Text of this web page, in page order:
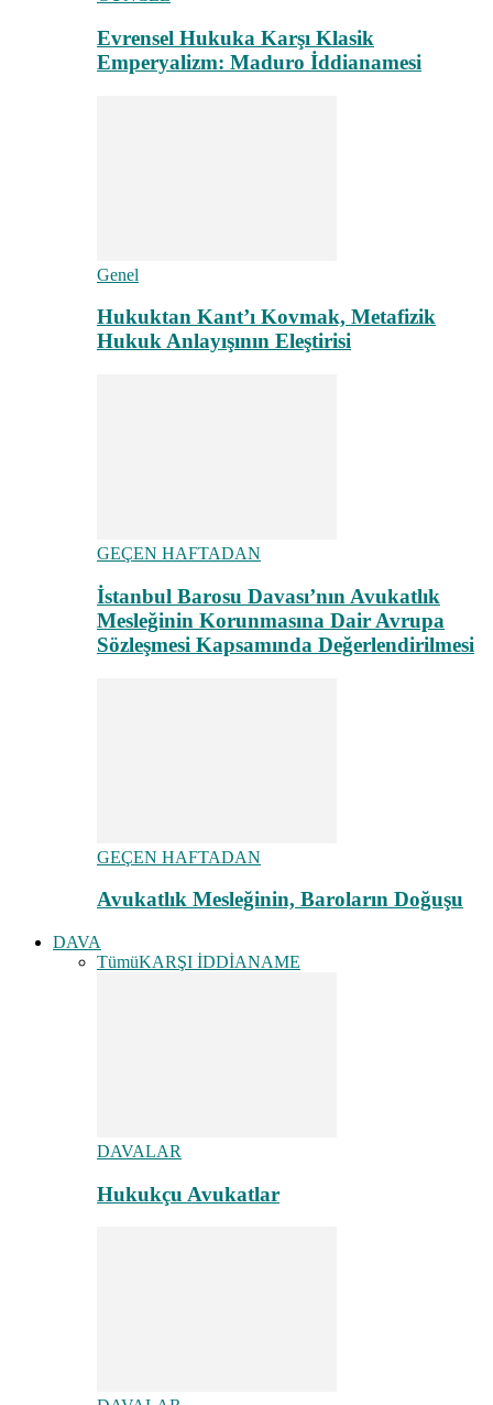
Evrensel Hukuka Karşı Klasik
Emperyalizm: Maduro İddianamesi
Genel
Hukuktan Kant’ı Kovmak, Metafizik
Hukuk Anlayışının Eleştirisi
GEÇEN HAFTADAN
İstanbul Barosu Davası’nın Avukatlık
Mesleğinin Korunmasına Dair Avrupa
Sözleşmesi Kapsamında Değerlendirilmesi
GEÇEN HAFTADAN
Avukatlık Mesleğinin, Baroların Doğuşu
DAVA
TümüKARŞI İDDİANAME
DAVALAR
Hukukçu Avukatlar